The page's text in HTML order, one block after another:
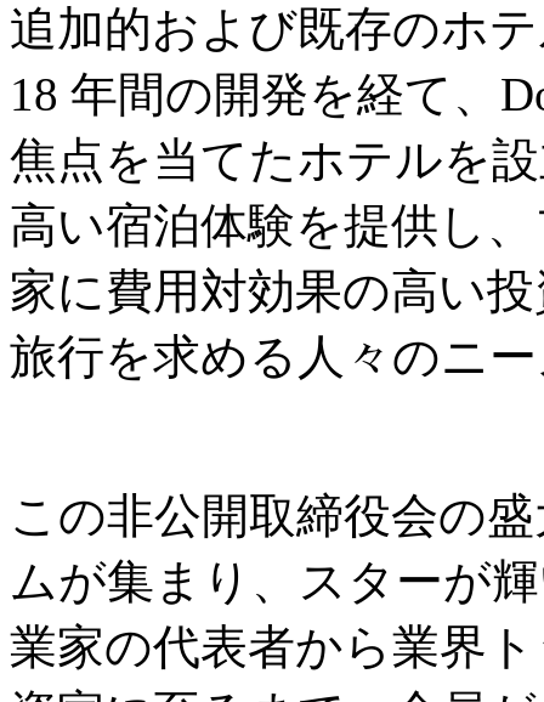
追加的および既存のホ
18 年間の開発を経て、
焦点を当てたホテルを
高い宿泊体験を提供し
家に費用対効果の高い
旅行を求める人々のニ
この非公開取締役会の
ムが集まり、スターが
業家の代表者から業界